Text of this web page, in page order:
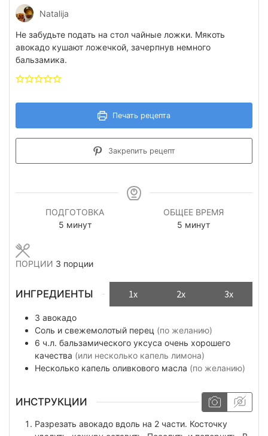
Natalija
Не забудьте подать на стол чайные ложки. Мякоть
авокадо кушают ложечкой, зачерпнув немного
бальзамика.
Печать рецепта
Закрепить рецепт
ПОДГОТОВКА
5минуты
минут
ОБЩЕЕ ВРЕМЯ
5минуты
минут
ПОРЦИИ 3 порции
ИНГРЕДИЕНТЫ 1x 2x 3x
3 авокадо
Соль и свежемолотый перец (по желанию)
6 ч.л. бальзамического уксуса очень хорошего
качества (или несколько капель лимона)
Несколько капель оливкового масла (по желанию)
ИНСТРУКЦИИ
Разрезать авокадо вдоль на 2 части. Косточку